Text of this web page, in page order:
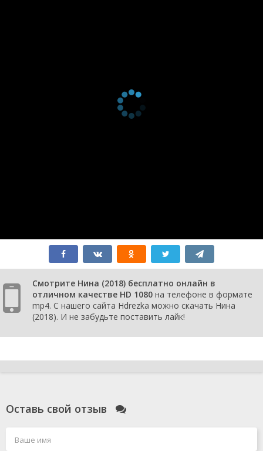
Смотрите Нина (2018) бесплатно онлайн в
отличном качестве HD 1080 на телефоне в формате
mp4. С нашего сайта Hdrezka можно скачать Нина
(2018). И не забудьте поставить лайк!
Оставь свой отзыв